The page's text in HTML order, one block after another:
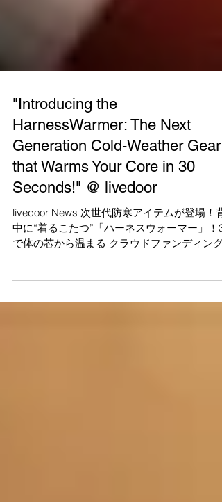
"Introducing the
HarnessWarmer: The Next
Generation Cold-Weather Gear
that Warms Your Core in 30
Seconds!" @ livedoor
livedoor News 次世代防寒アイテムが登場！背
中に“着るこたつ”「ハーネスウォーマー」！3
ロジェクト ～Makuakeマクアケ 本日先行
売開始！～ 薄くて動きやすい！次世代の防寒